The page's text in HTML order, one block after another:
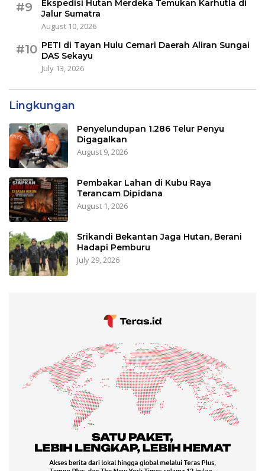
#9
Ekspedisi Hutan Merdeka Temukan Karhutla di
Jalur Sumatra
August 10, 2026
#10 PETI di Tayan Hulu Cemari Daerah Aliran Sungai
DAS Sekayu
July 13, 2026
Lingkungan
Penyelundupan 1.286 Telur Penyu
Digagalkan
August 9, 2026
Pembakar Lahan di Kubu Raya
Terancam Dipidana
August 1, 2026
Srikandi Bekantan Jaga Hutan, Berani
Hadapi Pemburu
July 29, 2026